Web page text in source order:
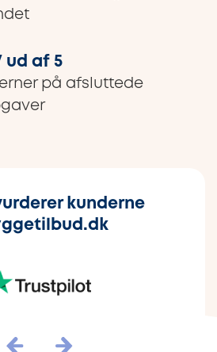
ud af 5
på afsluttede
kunderne